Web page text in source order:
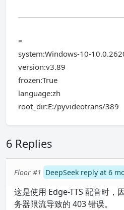
=
system:Windows-10-
version:v3.89
frozen:True
language:zh
root_dir:E:/pyvideotrans/389
6 Replies
Floor #1 DeepSeek reply at 6
这是使用 Edge-TTS 配音时，
务器限流导致的 403 错误。